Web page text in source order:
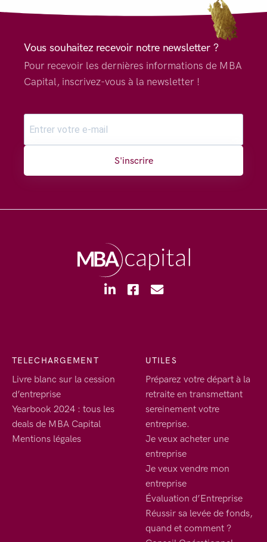
Vous souhaitez recevoir notre newsletter ?
Pour recevoir les dernières informations de MBA
Capital, inscrivez-vous à la newsletter !
S'inscrire
TELECHARGEMENT
Livre blanc sur la cession
d’entreprise
Yearbook 2024 : tous les
deals de MBA Capital
Mentions légales
UTILES
Préparez votre départ à la
retraite en transmettant
sereinement votre
entreprise.
Je veux acheter une
entreprise
Je veux vendre mon
entreprise
Évaluation d’Entreprise
Réussir sa levée de fonds,
quand et comment ?